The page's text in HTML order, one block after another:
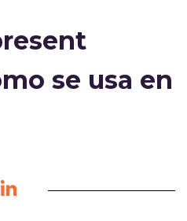
se usa en
LinkedIn